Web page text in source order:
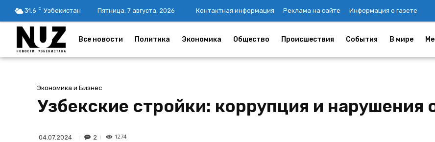
31.6 C Узбекистан Пятница, 7 августа, 2026 Контактная информация Реклама на сайте Информация о газете
Все новости Политика Экономика Общество Происшествия События В мире
Экономика и Бизнес
Узбекские стройки: коррупция и нарушения
04.07.2024 2 1274